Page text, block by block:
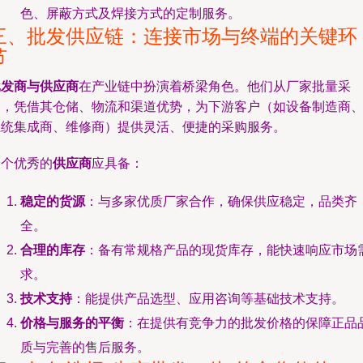
色、屏蔽方式及焊接方式的定制服务。
、批发供应链：连接市场与终端的关键环
商与供应商在产业链中扮演着桥梁角色。他们从厂家批量采
凭借其仓储、物流和渠道优势，为下游客户（如设备制造商、
集成商、维修商）提供灵活、便捷的采购服务。
优秀的供应商应具备：
稳定的货源 ：与多家优质厂家合作，确保供应稳定，品类齐
全。
合理的库存 ：备有常规格产品的现货库存，能快速响应市场
求。
技术支持：能提供产品选型、应用咨询等基础技术支持。
价格与服务的平衡 ：在提供有竞争力的批发价格的保障正品
质与完善的售后服务。